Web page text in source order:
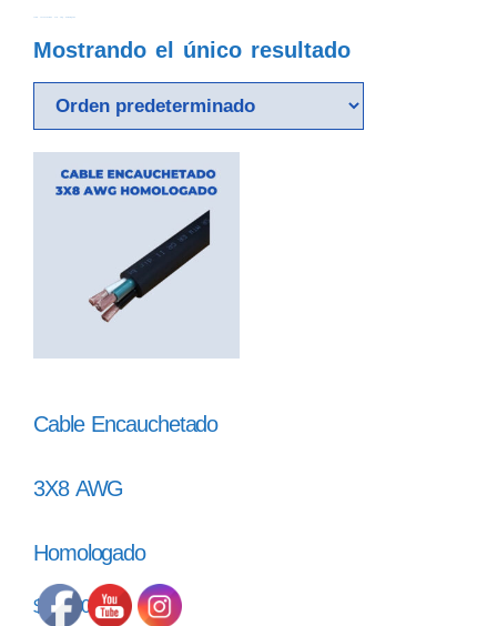
Mostrando el único resultado
Cable Encauchetado
3X8 AWG
Homologado
$ 44.700